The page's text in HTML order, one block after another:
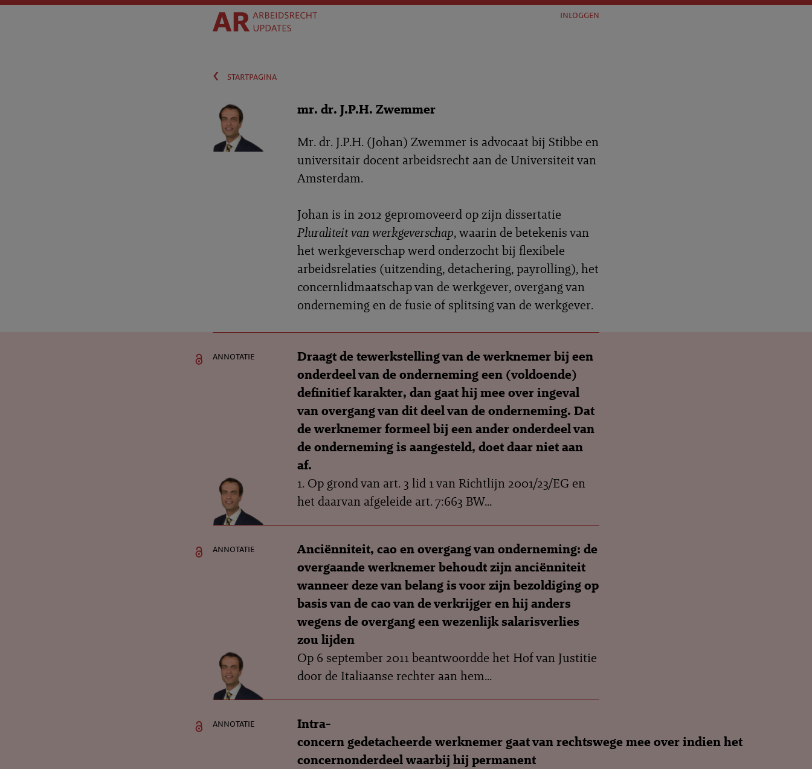
inloggen
‹ startpagina
mr. dr. J.P.H. Zwemmer
Mr. dr. J.P.H. (Johan) Zwemmer is advocaat bij Stibbe en
universitair docent arbeidsrecht aan de Universiteit van
Amsterdam.
Johan is in 2012 gepromoveerd op zijn dissertatie
Pluraliteit van werkgeverschap, waarin de betekenis van
het werkgeverschap werd onderzocht bij flexibele
arbeidsrelaties (uitzending, detachering, payrolling), het
concernlidmaatschap van de werkgever, overgang van
onderneming en de fusie of splitsing van de werkgever.
annotatie
Draagt de tewerkstelling van de werknemer bij een
onderdeel van de onderneming een (voldoende)
definitief karakter, dan gaat hij mee over ingeval
van overgang van dit deel van de onderneming. Dat
de werknemer formeel bij een ander onderdeel van
de onderneming is aangesteld, doet daar niet aan
af.
1. Op grond van art. 3 lid 1 van Richtlijn 2001/23/EG en
het daarvan afgeleide art. 7:663 BW...
annotatie
Anciënniteit, cao en overgang van onderneming: de
overgaande werknemer behoudt zijn anciënniteit
wanneer deze van belang is voor zijn bezoldiging op
basis van de cao van de verkrijger en hij anders
wegens de overgang een wezenlijk salarisverlies
zou lijden
Op 6 september 2011 beantwoordde het Hof van Justitie
door de Italiaanse rechter aan hem...
annotatie
Intra-
concern gedetacheerde werknemer gaat van rechtswege mee over indien het
concernonderdeel waarbij hij permanent